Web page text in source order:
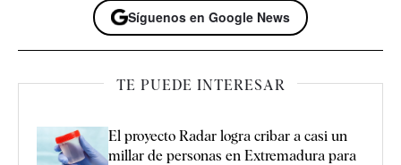
Síguenos en Google News
TE PUEDE INTERESAR
El proyecto Radar logra cribar a casi un
millar de personas en Extremadura para